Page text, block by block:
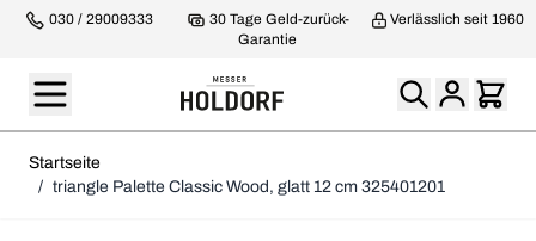
030 / 29009333
30 Tage Geld-zurück-
Garantie
Verlässlich seit 1960
Startseite
/ triangle Palette Classic Wood, glatt 12 cm 325401201